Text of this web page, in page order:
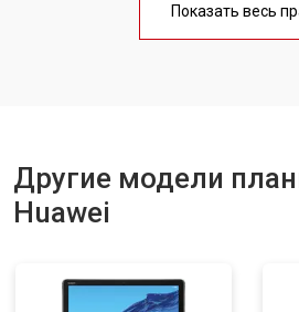
Замена материнской платы
Показать весь
Другие модели
Huawei